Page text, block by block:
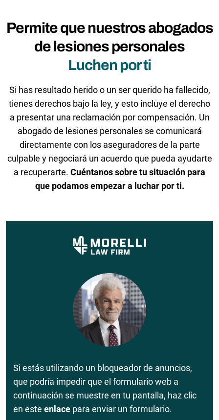
Permite que nuestros abogados
de lesiones personales
Luchen por ti
Si has resultado herido o un ser querido ha fallecido,
tienes derechos bajo la ley, y esto incluye el derecho
a presentar una reclamación por compensación. Un
abogado de lesiones personales se comunicará
directamente con los aseguradores de la parte
culpable y negociará un acuerdo que pueda ayudarte
a recuperarte. Cuéntanos sobre tu situación para
que podamos empezar a luchar por ti.
Si estás utilizando un bloqueador de anuncios,
que podría impedir que el formulario web a
continuación se muestre en tu pantalla, haz clic
en este enlace para enviar un formulario.